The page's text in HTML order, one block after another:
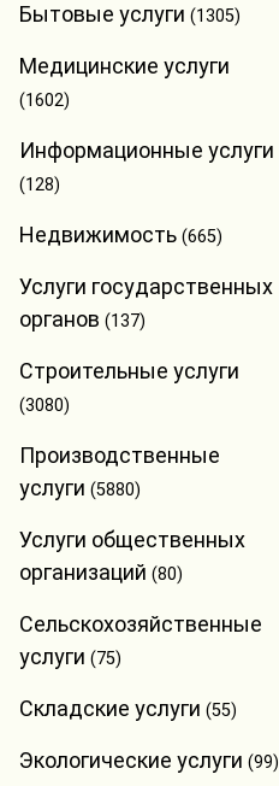
Бытовые услуги (1305)
Медицинские услуги
(1602)
Информационные услуги
(128)
Недвижимость (665)
Услуги государственных
органов (137)
Строительные услуги
(3080)
Производственные
услуги (5880)
Услуги общественных
организаций (80)
Сельскохозяйственные
услуги (75)
Складские услуги (55)
Экологические услуги (99)